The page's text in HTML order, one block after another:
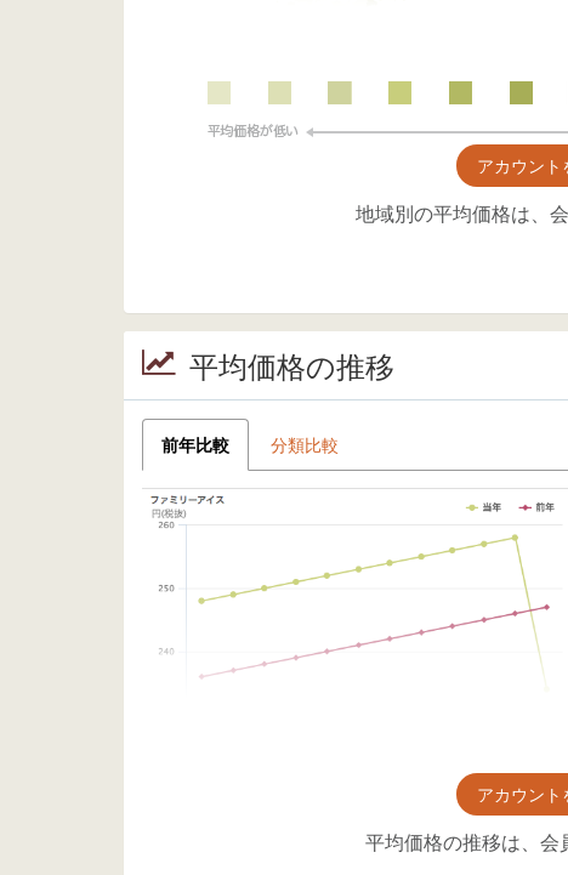
アカウント
地域別の平均価格は、
平均価格の推移
前年比較 分類比較
アカウント
平均価格の推移は、